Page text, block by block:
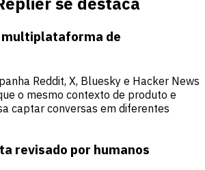
de
Reddit, X, Bluesky e Hacker News
o mesmo contexto de produto e
captar conversas em diferentes
revisado por humanos